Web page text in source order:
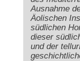
Ausnahme
Äolischen
südlichen
dieser
und der